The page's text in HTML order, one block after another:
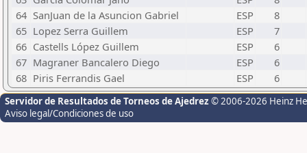
64 SanJuan de la Asuncion Gabriel ESP
8
65 Lopez Serra Guillem ESP
7
66 Castells López Guillem ESP
6
67 Magraner Bancalero Diego ESP
6
68 Piris Ferrandis Gael ESP 6
Servidor de Resultados de Torneos de Ajedrez © 2006-2026 Heinz
Aviso legal/Condiciones de uso